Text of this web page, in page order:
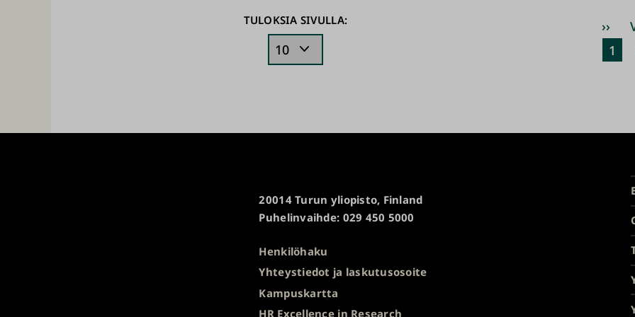
TULOKSIA SIVULLA:
sivu
››
1
20014 Turun yliopisto, Finland
Puhelinvaihde: 029 450 5000
Henkilöhaku
Yhteystiedot ja laskutusosoite
Kampuskartta
HR Excellence in Research